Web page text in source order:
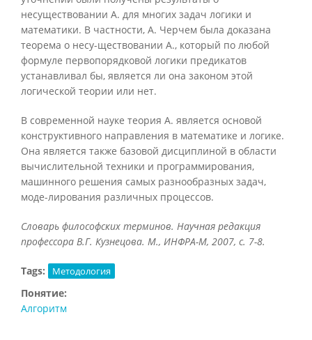
несуществовании А. для многих задач логики и
математики. В частности, А. Черчем была доказана
теорема о несу-ществовании А., который по любой
формуле первопорядковой логики предикатов
устанавливал бы, является ли она законом этой
логической теории или нет.
В современной науке теория А. является основой
конструктивного направления в математике и логике.
Она является также базовой дисциплиной в области
вычислительной техники и программирования,
машинного решения самых разнообразных задач,
моде-лирования различных процессов.
Словарь философских терминов. Научная редакция
профессора В.Г. Кузнецова. М., ИНФРА-М, 2007, с. 7-8.
Tags: Методология
Понятие:
Алгоритм